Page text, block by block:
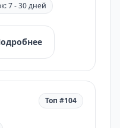
7 - 30 дней
Топ #104